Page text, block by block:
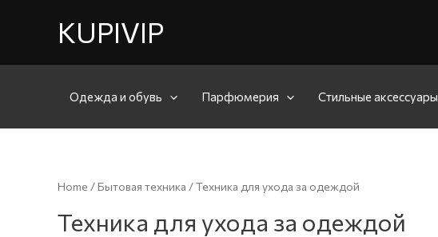
KUPIVIP
Одежда и обувь Парфюмерия Стильные аксессуары
Home /Бытовая техника / Техника для ухода за одеждой
Техника для ухода за одеждой